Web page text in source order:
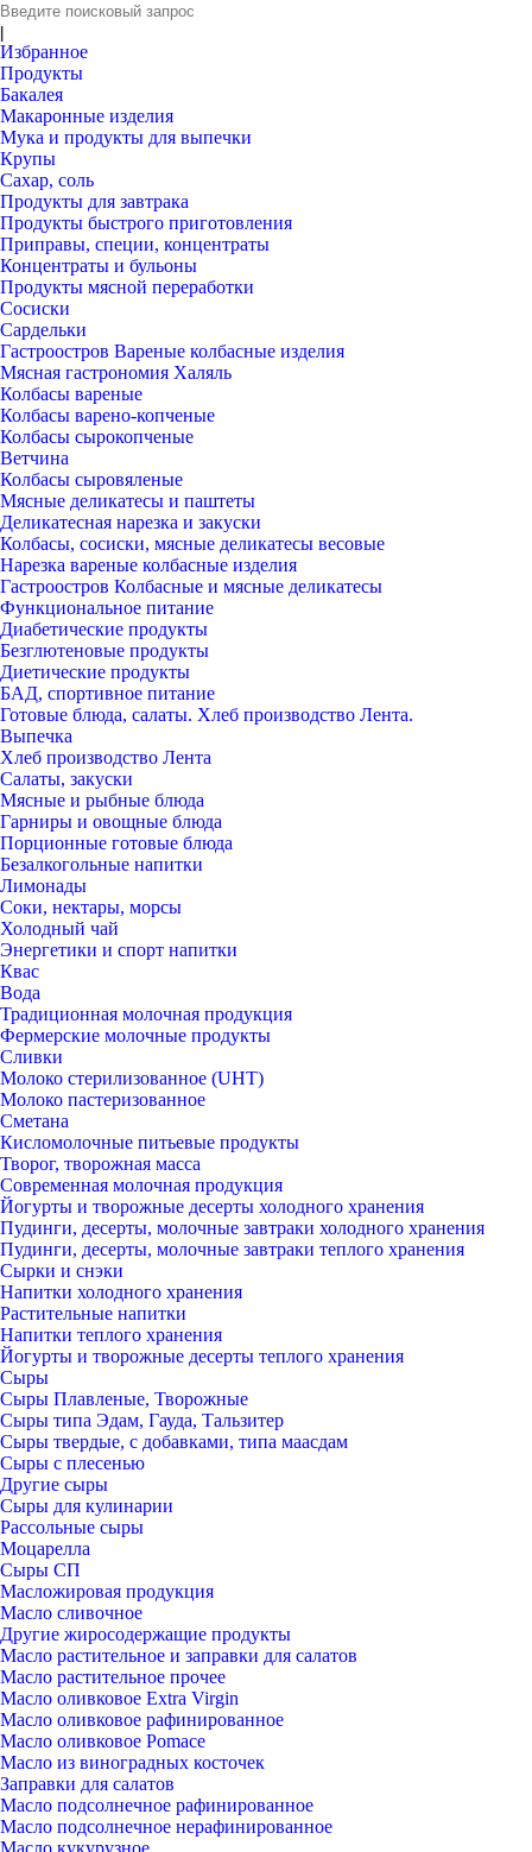
Избранное
Продукты
Бакалея
Макаронные изделия
Мука и продукты для выпечки
Крупы
Сахар, соль
Продукты для завтрака
Продукты быстрого приготовления
Приправы, специи, концентраты
Концентраты и бульоны
Продукты мясной переработки
Сосиски
Сардельки
Гастроостров Вареные колбасные изделия
Мясная гастрономия Халяль
Колбасы вареные
Колбасы варено-копченые
Колбасы сырокопченые
Ветчина
Колбасы сыровяленые
Мясные деликатесы и паштеты
Деликатесная нарезка и закуски
Колбасы, сосиски, мясные деликатесы весовые
Нарезка вареные колбасные изделия
Гастроостров Колбасные и мясные деликатесы
Функциональное питание
Диабетические продукты
Безглютеновые продукты
Диетические продукты
БАД, спортивное питание
Готовые блюда, салаты. Хлеб производство Лента.
Выпечка
Хлеб производство Лента
Салаты, закуски
Мясные и рыбные блюда
Гарниры и овощные блюда
Порционные готовые блюда
Безалкогольные напитки
Лимонады
Соки, нектары, морсы
Холодный чай
Энергетики и спорт напитки
Квас
Вода
Традиционная молочная продукция
Фермерские молочные продукты
Сливки
Молоко стерилизованное (UHT)
Молоко пастеризованное
Сметана
Кисломолочные питьевые продукты
Творог, творожная масса
Современная молочная продукция
Йогурты и творожные десерты холодного хранения
Пудинги, десерты, молочные завтраки холодного хранения
Пудинги, десерты, молочные завтраки теплого хранения
Сырки и снэки
Напитки холодного хранения
Растительные напитки
Напитки теплого хранения
Йогурты и творожные десерты теплого хранения
Сыры
Сыры Плавленые, Творожные
Сыры типа Эдам, Гауда, Тальзитер
Сыры твердые, с добавками, типа маасдам
Сыры с плесенью
Другие сыры
Сыры для кулинарии
Рассольные сыры
Моцарелла
Сыры СП
Масложировая продукция
Масло сливочное
Другие жиросодержащие продукты
Масло растительное и заправки для салатов
Масло растительное прочее
Масло оливковое Extra Virgin
Масло оливковое рафинированное
Масло оливковое Pomace
Масло из виноградных косточек
Заправки для салатов
Масло подсолнечное рафинированное
Масло подсолнечное нерафинированное